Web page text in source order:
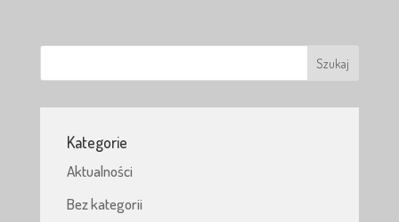
Kategorie
Aktualności
Bez kategorii